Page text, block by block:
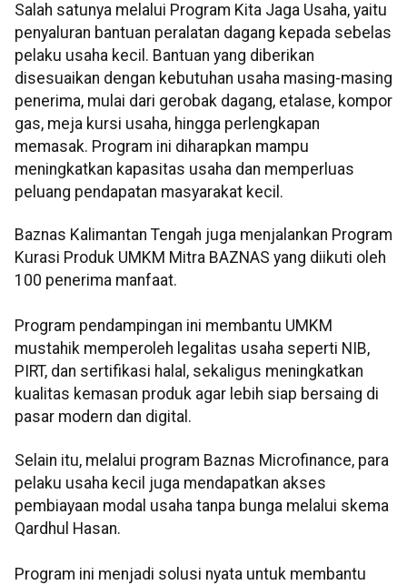
Salah satunya melalui Program Kita Jaga Usaha, yaitu
penyaluran bantuan peralatan dagang kepada sebelas
pelaku usaha kecil. Bantuan yang diberikan
disesuaikan dengan kebutuhan usaha masing-masing
penerima, mulai dari gerobak dagang, etalase, kompor
gas, meja kursi usaha, hingga perlengkapan
memasak. Program ini diharapkan mampu
meningkatkan kapasitas usaha dan memperluas
peluang pendapatan masyarakat kecil.
Baznas Kalimantan Tengah juga menjalankan Program
Kurasi Produk UMKM Mitra BAZNAS yang diikuti oleh
100 penerima manfaat.
Program pendampingan ini membantu UMKM
mustahik memperoleh legalitas usaha seperti NIB,
PIRT, dan sertifikasi halal, sekaligus meningkatkan
kualitas kemasan produk agar lebih siap bersaing di
pasar modern dan digital.
Selain itu, melalui program Baznas Microfinance, para
pelaku usaha kecil juga mendapatkan akses
pembiayaan modal usaha tanpa bunga melalui skema
Qardhul Hasan.
Program ini menjadi solusi nyata untuk membantu